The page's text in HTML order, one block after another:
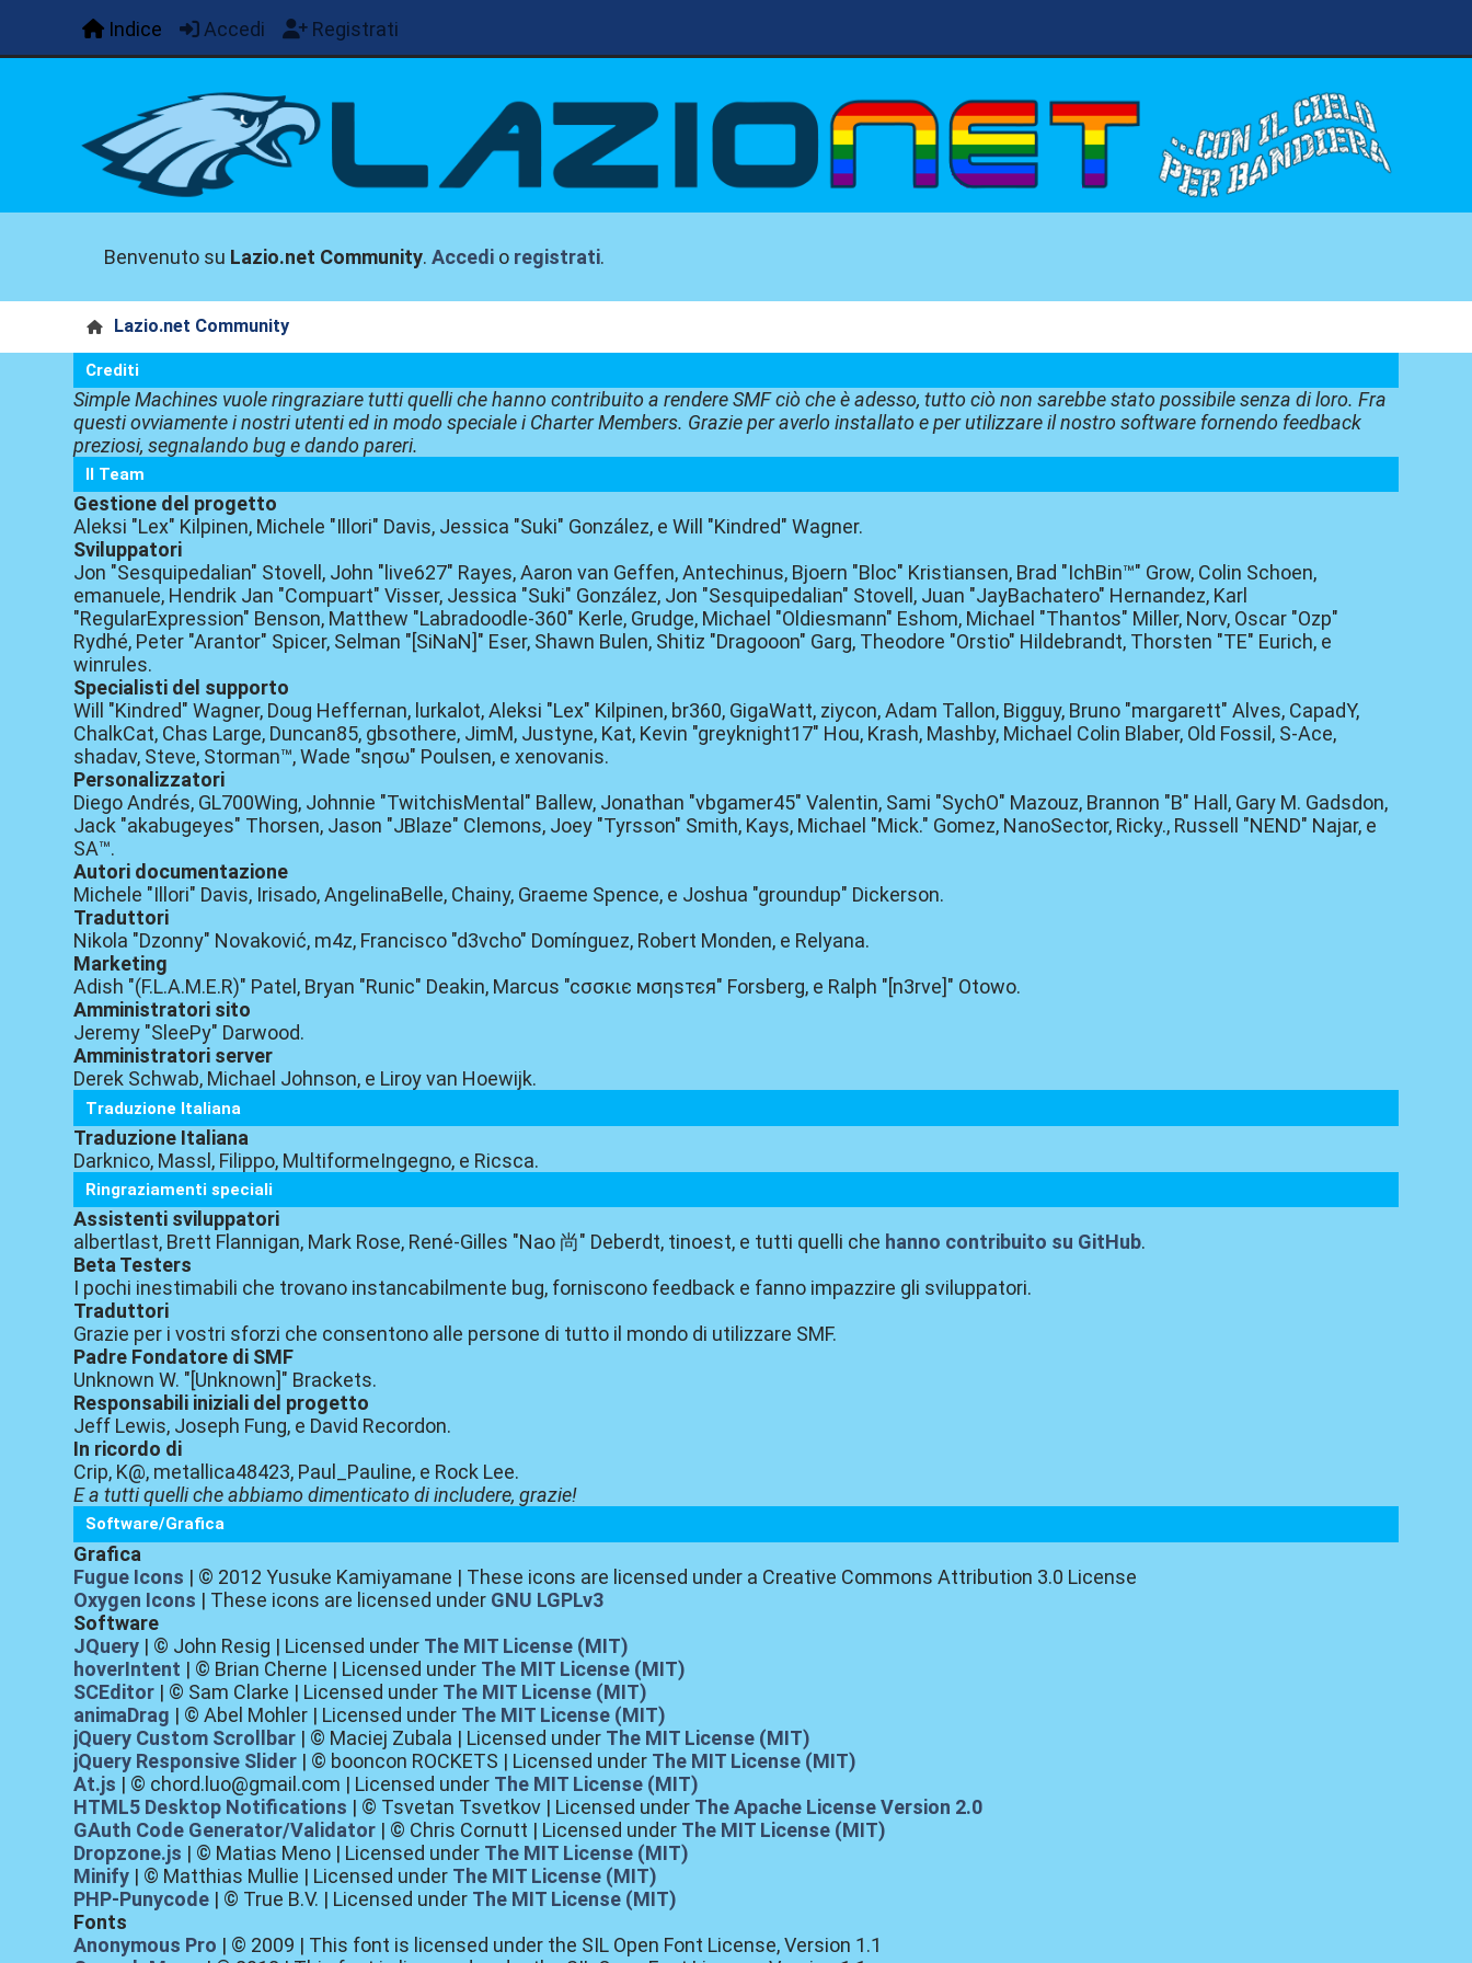
Indice Accedi Registrati
Benvenuto su Lazio.net Community.Accedi o registrati.
Lazio.net Community
Crediti
Simple Machines vuole ringraziare tutti quelli che hanno contribuito a rendere SMF ciò che è adesso, tutto ciò non sarebbe stato possibile senza di loro. Fra
questi ovviamente i nostri utenti ed in modo speciale i Charter Members. Grazie per averlo installato e per utilizzare il nostro software fornendo feedback
preziosi, segnalando bug e dando pareri.
Il Team
Gestione del progetto
Aleksi "Lex" Kilpinen, Michele "Illori" Davis, Jessica "Suki" González, e Will "Kindred" Wagner.
Sviluppatori
Jon "Sesquipedalian" Stovell, John "live627" Rayes, Aaron van Geffen, Antechinus, Bjoern "Bloc" Kristiansen, Brad "IchBin™" Grow, Colin Schoen,
emanuele, Hendrik Jan "Compuart" Visser, Jessica "Suki" González, Jon "Sesquipedalian" Stovell, Juan "JayBachatero" Hernandez, Karl
"RegularExpression" Benson, Matthew "Labradoodle-360" Kerle, Grudge, Michael "Oldiesmann" Eshom, Michael "Thantos" Miller, Norv, Oscar "Ozp"
Rydhé, Peter "Arantor" Spicer, Selman "[SiNaN]" Eser, Shawn Bulen, Shitiz "Dragooon" Garg, Theodore "Orstio" Hildebrandt, Thorsten "TE" Eurich, e
winrules.
Specialisti del supporto
Will "Kindred" Wagner, Doug Heffernan, lurkalot, Aleksi "Lex" Kilpinen, br360, GigaWatt, ziycon, Adam Tallon, Bigguy, Bruno "margarett" Alves, CapadY,
ChalkCat, Chas Large, Duncan85, gbsothere, JimM, Justyne, Kat, Kevin "greyknight17" Hou, Krash, Mashby, Michael Colin Blaber, Old Fossil, S-Ace,
shadav, Steve, Storman™, Wade "sησω" Poulsen, e xenovanis.
Personalizzatori
Diego Andrés, GL700Wing, Johnnie "TwitchisMental" Ballew, Jonathan "vbgamer45" Valentin, Sami "SychO" Mazouz, Brannon "B" Hall, Gary M. Gadsdon,
Jack "akabugeyes" Thorsen, Jason "JBlaze" Clemons, Joey "Tyrsson" Smith, Kays, Michael "Mick." Gomez, NanoSector, Ricky., Russell "NEND" Najar, e
SA™.
Autori documentazione
Michele "Illori" Davis, Irisado, AngelinaBelle, Chainy, Graeme Spence, e Joshua "groundup" Dickerson.
Traduttori
Nikola "Dzonny" Novaković, m4z, Francisco "d3vcho" Domínguez, Robert Monden, e Relyana.
Marketing
Adish "(F.L.A.M.E.R)" Patel, Bryan "Runic" Deakin, Marcus "cσσкιє мσηѕтєя" Forsberg, e Ralph "[n3rve]" Otowo.
Amministratori sito
Jeremy "SleePy" Darwood.
Amministratori server
Derek Schwab, Michael Johnson, e Liroy van Hoewijk.
Traduzione Italiana
Traduzione Italiana
Darknico, Massl, Filippo, MultiformeIngegno, e Ricsca.
Ringraziamenti speciali
Assistenti sviluppatori
albertlast, Brett Flannigan, Mark Rose, René-Gilles "Nao 尚" Deberdt, tinoest, e tutti quelli che hanno contribuito su GitHub.
Beta Testers
I pochi inestimabili che trovano instancabilmente bug, forniscono feedback e fanno impazzire gli sviluppatori.
Traduttori
Grazie per i vostri sforzi che consentono alle persone di tutto il mondo di utilizzare SMF.
Padre Fondatore di SMF
Unknown W. "[Unknown]" Brackets.
Responsabili iniziali del progetto
Jeff Lewis, Joseph Fung, e David Recordon.
In ricordo di
Crip, K@, metallica48423, Paul_Pauline, e Rock Lee.
E a tutti quelli che abbiamo dimenticato di includere, grazie!
Software/Grafica
Grafica
Fugue Icons | © 2012 Yusuke Kamiyamane | These icons are licensed under a Creative Commons Attribution 3.0 License
Oxygen Icons | These icons are licensed under GNU LGPLv3
Software
JQuery | © John Resig | Licensed under The MIT License (MIT)
hoverIntent | © Brian Cherne | Licensed under The MIT License (MIT)
SCEditor | © Sam Clarke | Licensed under The MIT License (MIT)
animaDrag | © Abel Mohler | Licensed under The MIT License (MIT)
jQuery Custom Scrollbar | © Maciej Zubala | Licensed under The MIT License (MIT)
jQuery Responsive Slider | © booncon ROCKETS | Licensed under The MIT License (MIT)
At.js | © chord.luo@gmail.com | Licensed under The MIT License (MIT)
HTML5 Desktop Notifications | © Tsvetan Tsvetkov | Licensed under The Apache License Version 2.0
GAuth Code Generator/Validator | © Chris Cornutt | Licensed under The MIT License (MIT)
Dropzone.js | © Matias Meno | Licensed under The MIT License (MIT)
Minify | © Matthias Mullie | Licensed under The MIT License (MIT)
PHP-Punycode | © True B.V. | Licensed under The MIT License (MIT)
Fonts
Anonymous Pro | © 2009 | This font is licensed under the SIL Open Font License, Version 1.1